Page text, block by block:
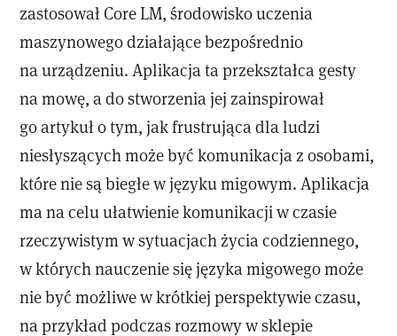
zastosował Core LM, środowisko uczenia
maszynowego działające bezpośrednio
na urządzeniu. Aplikacja ta przekształca gesty
na mowę, a do stworzenia jej zainspirował
go artykuł o tym, jak frustrująca dla ludzi
niesłyszących może być komunikacja z osobami,
które nie są biegłe w języku migowym. Aplikacja
ma na celu ułatwienie komunikacji w czasie
rzeczywistym w sytuacjach życia codziennego,
w których nauczenie się języka migowego może
nie być możliwe w krótkiej perspektywie czasu,
na przykład podczas rozmowy w sklepie